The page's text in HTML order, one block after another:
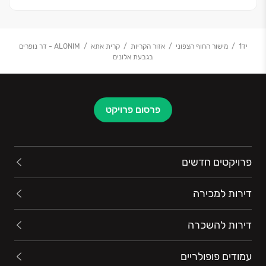
יד1 מישור החוף הצפוני אזור הקריות קרית אתא
ALONIM - דר נופרים
בגבעת אלונים
פרסום פרויקט
פרויקטים חדשים
דירות למכירה
דירות להשכרה
עמודים פופולריים